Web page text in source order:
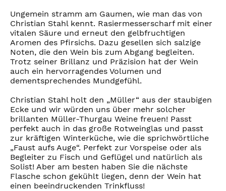
Ungemein stramm am Gaumen, wie man das von
Christian Stahl kennt. Rasiermesserscharf mit einer
vitalen Säure und erneut den gelbfruchtigen
Aromen des Pfirsichs. Dazu gesellen sich salzige
Noten, die den Wein bis zum Abgang begleiten.
Trotz seiner Brillanz und Präzision hat der Wein
auch ein hervorragendes Volumen und
dementsprechendes Mundgefühl.
Christian Stahl holt den „Müller“ aus der staubigen
Ecke und wir würden uns über mehr solcher
brillanten Müller-Thurgau Weine freuen! Passt
perfekt auch in das große Rotweinglas und passt
zur kräftigen Winterküche, wie die sprichwörtliche
„Faust aufs Auge“. Perfekt zur Vorspeise oder als
Begleiter zu Fisch und Geflügel und natürlich als
Solist! Aber am besten haben Sie die nächste
Flasche schon gekühlt liegen, denn der Wein hat
einen beeindruckenden Trinkfluss!